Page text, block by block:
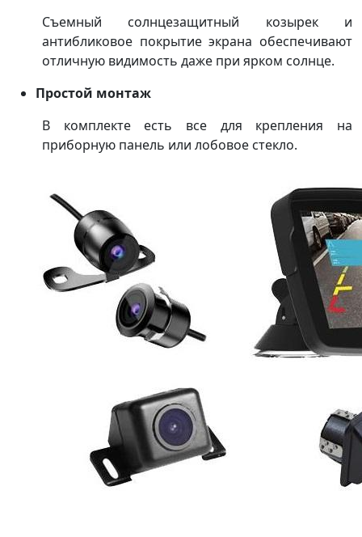
Съемный солнцезащитный козырек и
антибликовое покрытие экрана обеспечивают
отличную видимость даже при ярком солнце.
Простой монтаж
В комплекте есть все для крепления на
приборную панель или лобовое стекло.